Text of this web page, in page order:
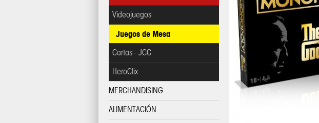
Videojuegos
Juegos de Mesa
Cartas - JCC
HeroClix
MERCHANDISING
ALIMENTACIÓN